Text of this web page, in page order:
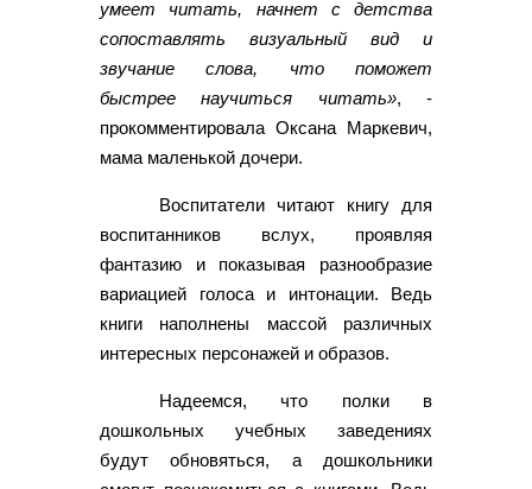
умеет читать, начнет с детства
сопоставлять визуальный вид и
звучание слова, что поможет
быстрее научиться читать», -
прокомментировала Оксана Маркевич,
мама маленькой дочери.
Воспитатели читают книгу для
воспитанников вслух, проявляя
фантазию и показывая разнообразие
вариацией голоса и интонации. Ведь
книги наполнены массой различных
интересных персонажей и образов.
Надеемся, что полки в
дошкольных учебных заведениях
будут обновяться, а дошкольники